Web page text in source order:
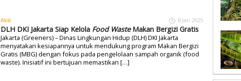
Aksi 8 Jan 2025
DLH DKI Jakarta Siap Kelola Food WasteMakan Bergizi Gratis
Jakarta (Greeners) – Dinas Lingkungan Hidup (DLH) DKI Jakarta
menyatakan kesiapannya untuk mendukung program Makan Bergizi
Gratis (MBG) dengan fokus pada pengelolaan sampah organik (food
waste). Inisiatif ini bertujuan memastikan […]